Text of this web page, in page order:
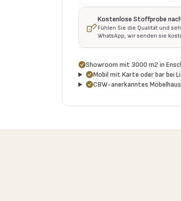
Kostenlose Stoffprobe
Fühlen Sie die Qualität und
WhatsApp, wir senden sie
Showroom mit 3000 m2 in
Mobil mit Karte oder bar bei
CBW-anerkanntes Möbelhaus